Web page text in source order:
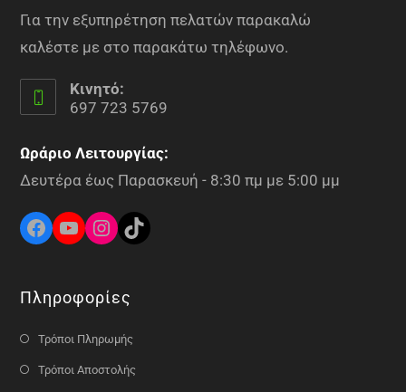
Για την εξυπηρέτηση πελατών παρακαλώ
καλέστε με στο παρακάτω τηλέφωνο.
Κινητό:
697 723 5769
Ωράριο Λειτουργίας:
Δευτέρα έως Παρασκευή - 8:30 πμ με 5:00 μμ
Πληροφορίες
Τρόποι Πληρωμής
Τρόποι Αποστολής